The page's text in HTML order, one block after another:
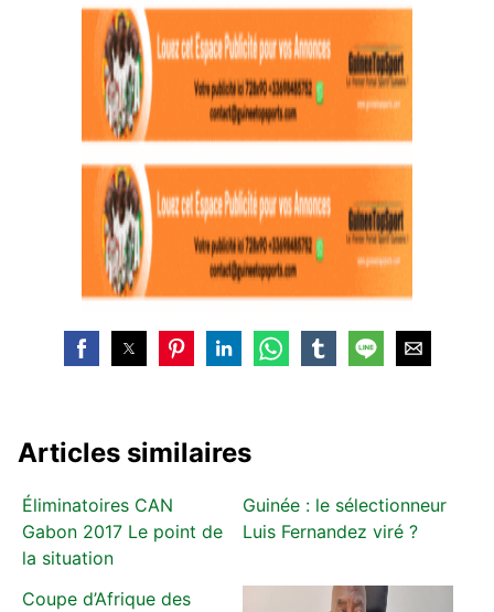
Articles similaires
Éliminatoires CAN
Gabon 2017 Le point de
la situation
Guinée : le sélectionneur
Luis Fernandez viré ?
Coupe d’Afrique des